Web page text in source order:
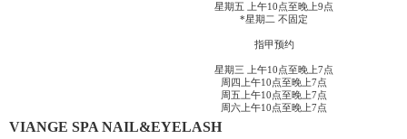
星期五 上午10点至晚上9点
*星期二 不固定
指甲预约
星期三 上午10点至晚上7点
周四上午10点至晚上7点
周五上午10点至晚上7点
周六上午10点至晚上7点
VIANGE SPA NAIL&EYELASH